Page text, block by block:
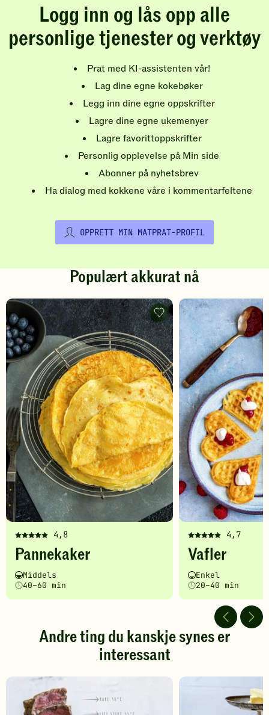
Logg inn og lås opp alle
personlige tjenester og verktøy
Prat med KI-assistenten vår!
Lag dine egne kokebøker
Legg inn dine egne oppskrifter
Lagre dine egne ukemenyer
Lagre favorittoppskrifter
Personlig opplevelse på Min side
Abonner på nyhetsbrev
Ha dialog med kokkene våre i kommentarfeltene
OPPRETT MIN MATPRAT-PROFIL
Populært akkurat nå
4,8
Denne
oppskriften
fått
5
av
stjerner.
gi
vurdering.
Pannekaker
Vanskelighetsgrad
Middels
Tilberedningstid
40–60 min
Pannekaker
-
legg
til
favoritter
4,7
Denne
oppskriften
fått
5
av
stjerner.
Klikk
gi
vurdering.
Vafler
Vanskelighetsgrad
Enkel
Tilberedningstid
20–40 min
Andre ting du kanskje synes er
interessant